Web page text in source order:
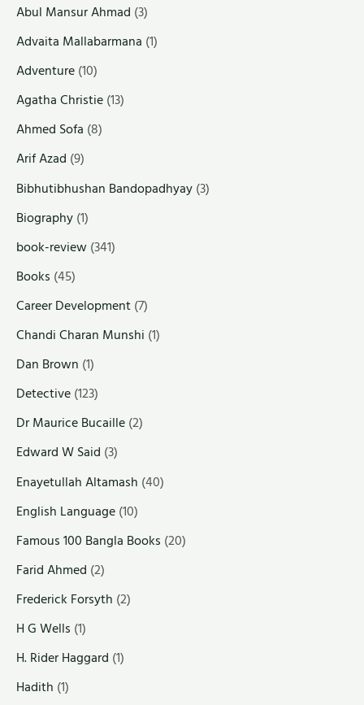
Abul Mansur Ahmad (3)
Advaita Mallabarmana (1)
Adventure(10)
Agatha Christie(13)
Ahmed Sofa (8)
Arif Azad (9)
Bibhutibhushan Bandopadhyay(3)
Biography(1)
book-review(341)
Books (45)
Career Development(7)
Chandi Charan Munshi (1)
Dan Brown (1)
Detective(123)
Dr Maurice Bucaille(2)
Edward W Said (3)
Enayetullah Altamash (40)
English Language(10)
Famous 100 Bangla Books (20)
Farid Ahmed (2)
Frederick Forsyth (2)
H G Wells (1)
H. Rider Haggard (1)
Hadith (1)